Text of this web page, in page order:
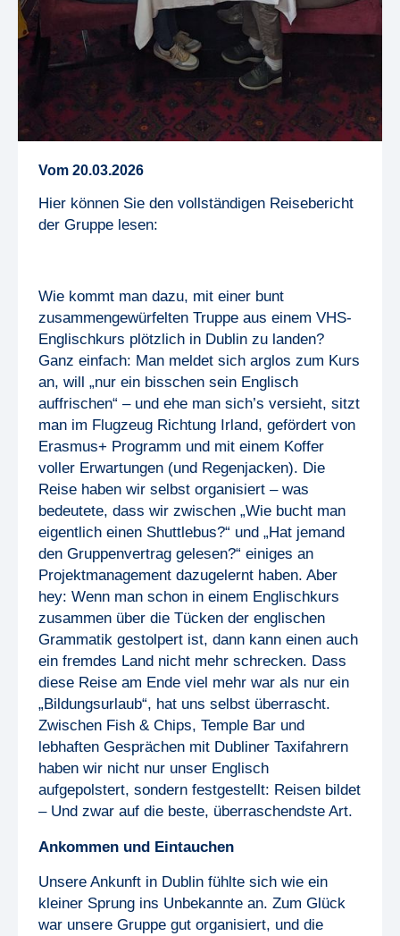
Vom20.03.2026
Hier können Sie den vollständigen Reisebericht
der Gruppe lesen:
Wie kommt man dazu, mit einer bunt
zusammengewürfelten Truppe aus einem VHS-
Englischkurs plötzlich in Dublin zu landen?
Ganz einfach: Man meldet sich arglos zum Kurs
an, will „nur ein bisschen sein Englisch
auffrischen“ – und ehe man sich’s versieht, sitzt
man im Flugzeug Richtung Irland, gefördert von
Erasmus+ Programm und mit einem Koffer
voller Erwartungen (und Regenjacken). Die
Reise haben wir selbst organisiert – was
bedeutete, dass wir zwischen „Wie bucht man
eigentlich einen Shuttlebus?“ und „Hat jemand
den Gruppenvertrag gelesen?“ einiges an
Projektmanagement dazugelernt haben. Aber
hey: Wenn man schon in einem Englischkurs
zusammen über die Tücken der englischen
Grammatik gestolpert ist, dann kann einen auch
ein fremdes Land nicht mehr schrecken. Dass
diese Reise am Ende viel mehr war als nur ein
„Bildungsurlaub“, hat uns selbst überrascht.
Zwischen Fish & Chips, Temple Bar und
lebhaften Gesprächen mit Dubliner Taxifahrern
haben wir nicht nur unser Englisch
aufgepolstert, sondern festgestellt: Reisen bildet
– Und zwar auf die beste, überraschendste Art.
Ankommen und Eintauchen
Unsere Ankunft in Dublin fühlte sich wie ein
kleiner Sprung ins Unbekannte an. Zum Glück
war unsere Gruppe gut organisiert, und die